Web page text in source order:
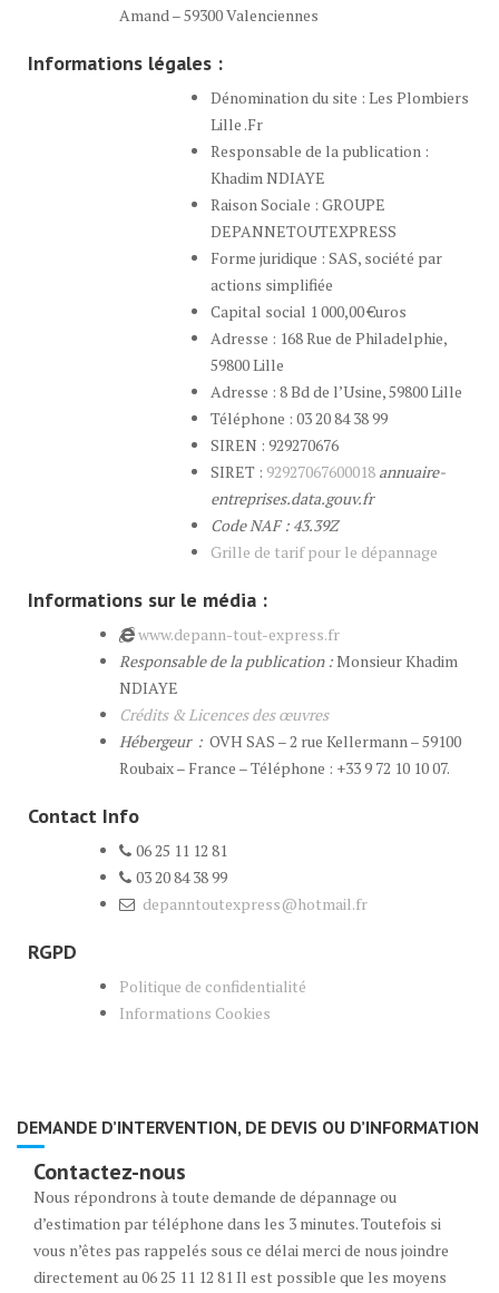
Amand – 59300 Valenciennes
Informations légales :
Dénomination du site : Les Plombiers
Lille .Fr
Responsable de la publication :
Khadim NDIAYE
Raison Sociale : GROUPE
DEPANNETOUTEXPRESS
Forme juridique : SAS, société par
actions simplifiée
Capital social 1 000,00 €uros
Adresse : 168 Rue de Philadelphie,
59800 Lille
Adresse : 8 Bd de l’Usine, 59800 Lille
Téléphone : 03 20 84 38 99
SIREN : 929270676
SIRET : 92927067600018 annuaire-
entreprises.data.gouv.fr
Code NAF : 43.39Z
Grille de tarif pour le dépannage
Informations sur le média :
www.depann-tout-express.fr
Responsable de la publication :Monsieur Khadim
NDIAYE
Crédits & Licences des œuvres
Hébergeur : OVH SAS – 2 rue Kellermann – 59100
Roubaix – France – Téléphone : +33 9 72 10 10 07.
Contact Info
06 25 11 12 81
03 20 84 38 99
depanntoutexpress@hotmail.fr
RGPD
Politique de confidentialité
Informations Cookies
DEMANDE D’INTERVENTION, DE DEVIS OU D’INFORMATION
Contactez-nous
Nous répondrons à toute demande de dépannage ou
d’estimation par téléphone dans les 3 minutes. Toutefois si
vous n’êtes pas rappelés sous ce délai merci de nous joindre
directement au 06 25 11 12 81 Il est possible que les moyens